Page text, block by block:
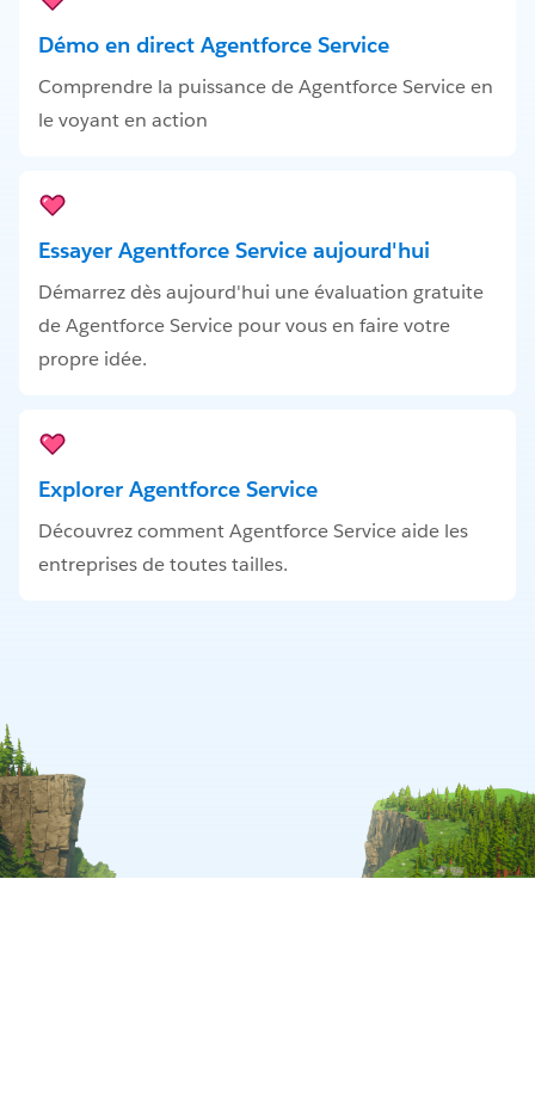
Démo en direct Agentforce Service
Comprendre la puissance de Agentforce Service en
le voyant en action
Essayer Agentforce Service aujourd'hui
Démarrez dès aujourd'hui une évaluation gratuite
de Agentforce Service pour vous en faire votre
propre idée.
Explorer Agentforce Service
Découvrez comment Agentforce Service aide les
entreprises de toutes tailles.